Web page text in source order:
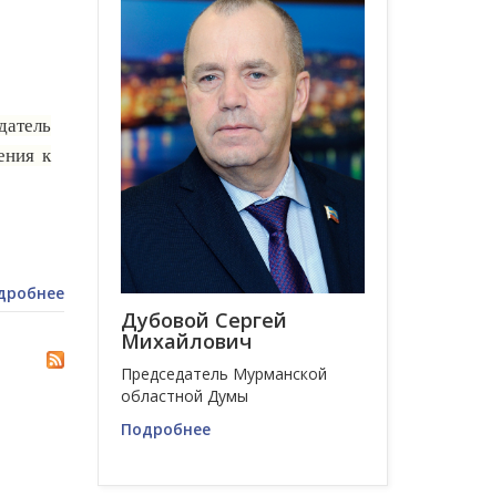
к
Дубовой Сергей
Михайлович
Председатель Мурманской
областной Думы
Подробнее